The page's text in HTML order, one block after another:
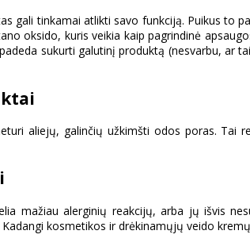
gali tinkamai atlikti savo funkciją. Puikus to
oksido, kuris veikia kaip pagrindinė
sukurti galutinį produktą (nesvarbu, ar
aliejų, galinčių užkimšti odos poras.
mažiau alerginių reakcijų, arba jų išvis
kosmetikos ir drėkinamųjų veido